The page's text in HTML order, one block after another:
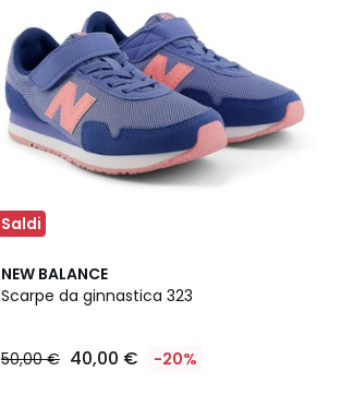
Saldi
NEW BALANCE
Scarpe da ginnastica 323
50,00 € 40,00 € -20%